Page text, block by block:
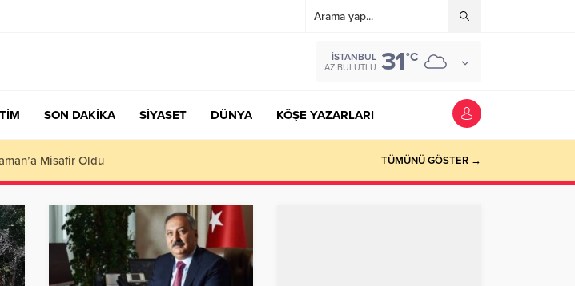
İSTANBUL
AZ BULUTLU 31°C
SON DAKİKA SİYASET DÜNYA KÖŞE YAZARLARI
Misafir Oldu TÜMÜNÜ GÖSTER →